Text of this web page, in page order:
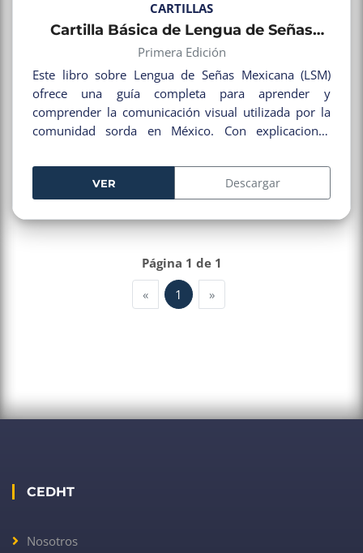
CARTILLAS
Cartilla Básica de Lengua de Señas
Mexicanas
Primera Edición
Este libro sobre Lengua de Señas Mexicana (LSM)
ofrece una guía completa para aprender y
comprender la comunicación visual utilizada por la
comunidad sorda en México. Con explicaciones
vocabulario, gramática y estructuras propias de la
LSM. Es una herramienta fundamental para
lingüística, tanto para personas sordas como para
VER Descargar
Página 1 de 1
«
1 »
CEDHT
Nosotros